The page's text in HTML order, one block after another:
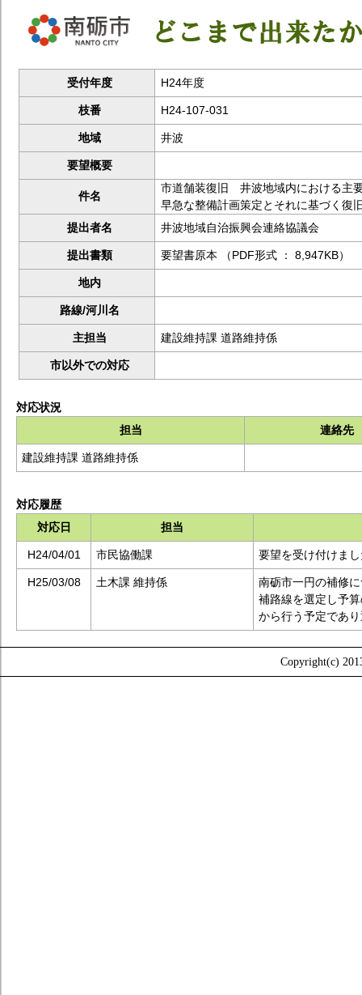
受付年度 H24年度
枝番 H24-107-031
地域 井波
要望概要
件名
市道舗装復旧 井波地域内における主
早急な整備計画策定とそれに基づく復
提出者名
井波地域自治振興会連絡協議会
提出書類 要望書原本 （PDF形式 ： 8,947KB）
地内
路線/河川名
主担当 建設維持課 道路維持係
市以外での対応
対応状況
担当
連絡先
建設維持課 道路維持係
対応履歴
対応日
担当
H24/04/01 市民協働課 要望を受け付けま
H25/03/08 土木課 維持係
南砺市一円の補修
補路線を選定し予
から行う予定であ
Copyright(c)